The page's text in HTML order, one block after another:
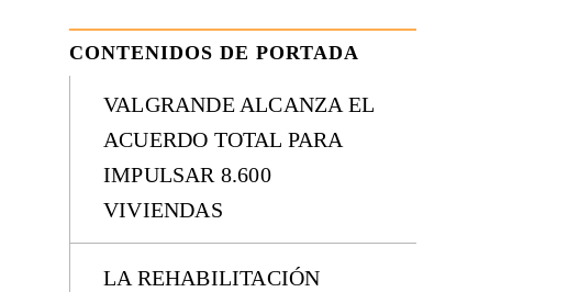
CONTENIDOS DE PORTADA
VALGRANDE ALCANZA EL
ACUERDO TOTAL PARA
IMPULSAR 8.600
VIVIENDAS
LA REHABILITACIÓN